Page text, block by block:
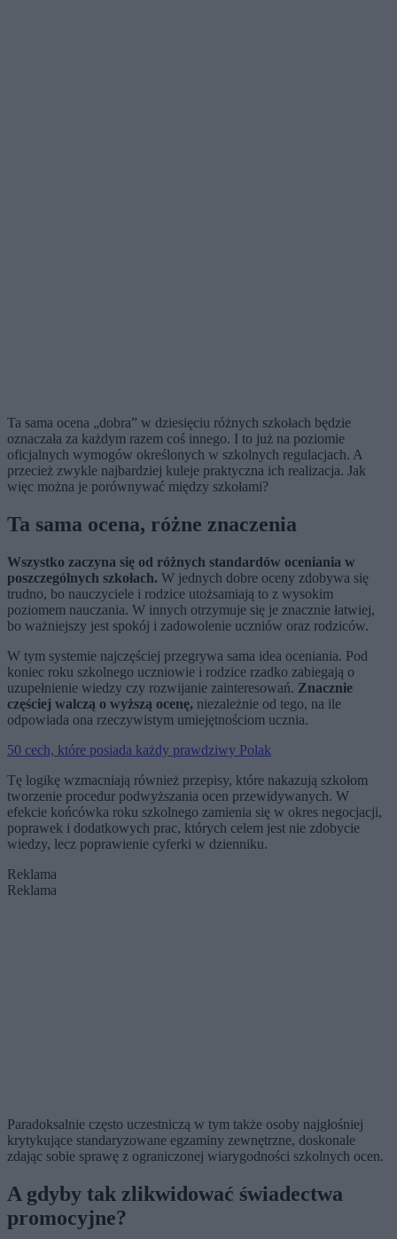
Ta sama ocena „dobra” w dziesięciu różnych szkołach będzie
oznaczała za każdym razem coś innego. I to już na poziomie
oficjalnych wymogów określonych w szkolnych regulacjach. A
przecież zwykle najbardziej kuleje praktyczna ich realizacja. Jak
więc można je porównywać między szkołami?
Ta sama ocena, różne znaczenia
Wszystko zaczyna się od różnych standardów oceniania w
poszczególnych szkołach. W jednych dobre oceny zdobywa się
trudno, bo nauczyciele i rodzice utożsamiają to z wysokim
poziomem nauczania. W innych otrzymuje się je znacznie łatwiej,
bo ważniejszy jest spokój i zadowolenie uczniów oraz rodziców.
W tym systemie najczęściej przegrywa sama idea oceniania. Pod
koniec roku szkolnego uczniowie i rodzice rzadko zabiegają o
uzupełnienie wiedzy czy rozwijanie zainteresowań. Znacznie
częściej walczą o wyższą ocenę, niezależnie od tego, na ile
odpowiada ona rzeczywistym umiejętnościom ucznia.
50 cech, które posiada każdy prawdziwy Polak
Tę logikę wzmacniają również przepisy, które nakazują szkołom
tworzenie procedur podwyższania ocen przewidywanych. W
efekcie końcówka roku szkolnego zamienia się w okres negocjacji,
poprawek i dodatkowych prac, których celem jest nie zdobycie
wiedzy, lecz poprawienie cyferki w dzienniku.
Reklama
Reklama
Paradoksalnie często uczestniczą w tym także osoby najgłośniej
krytykujące standaryzowane egzaminy zewnętrzne, doskonale
zdając sobie sprawę z ograniczonej wiarygodności szkolnych ocen.
A gdyby tak zlikwidować świadectwa
promocyjne?